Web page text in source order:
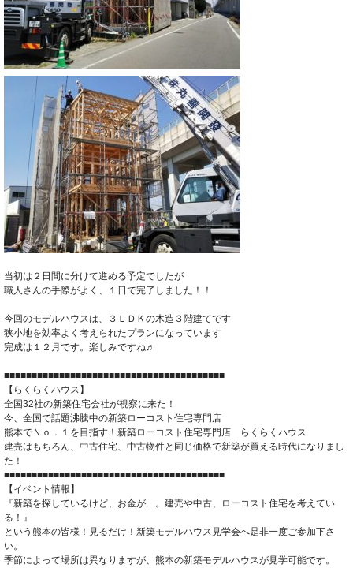
当初は２日間に分けて進める予定でしたが
職人さんの手際がよく、１日で完了しました！！
今回のモデルハウスは、３ＬＤＫの木造３階建てです
狭小地を効率よく考えられたプランになっています
完成は１２月です。楽しみですね♬
■■■■■■■■■■■■■■■■■■■■■■■■■■■■■■■■■■■■■■■■
【らくらくハウス】
全国32社の新築住宅会社が視察に来た！
今、全国で話題沸騰中の新築ローコスト住宅専門店
熊本でＮｏ．１を目指す！新築ローコスト住宅専門店 らくらくハウス
建売はもちろん、中古住宅、中古物件と同じ価格で新築が買える時代になりまし
た！
■■■■■■■■■■■■■■■■■■■■■■■■■■■■■■■■■■■■■■■■
【イベント情報】
『新築を探しているけど、お金が…。建売や中古、ローコスト住宅を考えてい
る！』
という熊本の皆様！見るだけ！新築モデルハウス見学会へ是非一度ご参加下さ
い。
季節によって場所は異なりますが、熊本の新築モデルハウスが見学可能です。